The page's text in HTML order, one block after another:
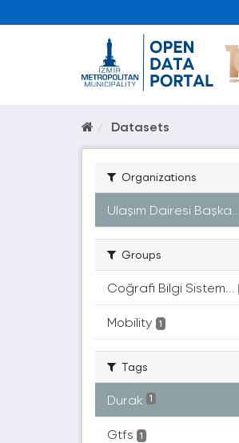
Datasets
Organizations
Ulaşım Dairesi Başka...
Groups
Coğrafi Bilgi Sistem...
Mobility 1
Tags
Durak 1
Gtfs 1